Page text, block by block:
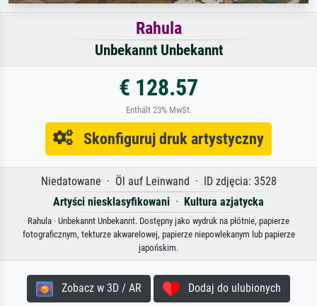
Rahula
Unbekannt Unbekannt
€ 128.57
Enthält 23% MwSt.
Skonfiguruj druk artystyczny
Niedatowane · Öl auf Leinwand · ID zdjęcia: 3528
Artyści niesklasyfikowani · Kultura azjatycka
Rahula · Unbekannt Unbekannt. Dostępny jako wydruk na płótnie, papierze
fotograficznym, tekturze akwarelowej, papierze niepowlekanym lub papierze
japońskim.
Zobacz w 3D / AR Dodaj do ulubionych